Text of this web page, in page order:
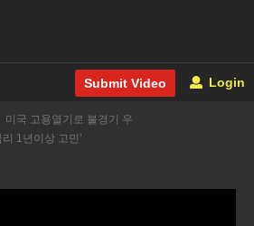
Submit Video Login
미국 고용열기로 불경기 우
1년이상 고민’